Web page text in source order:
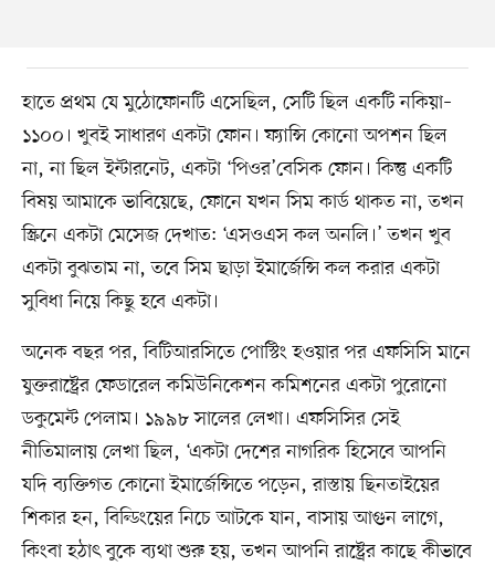
হাতে প্রথম যে মুঠোফোনটি এসেছিল, সেটি ছিল একটি নকিয়া–
১১০০। খুবই সাধারণ একটা ফোন। ফ্যান্সি কোনো অপশন ছিল
না, না ছিল ইন্টারনেট, একটা ‘পিওর’বেসিক ফোন। কিন্তু একটি
বিষয় আমাকে ভাবিয়েছে, ফোনে যখন সিম কার্ড থাকত না, তখন
স্ক্রিনে একটা মেসেজ দেখাত: ‘এসওএস কল অনলি।’ তখন খুব
একটা বুঝতাম না, তবে সিম ছাড়া ইমার্জেন্সি কল করার একটা
সুবিধা নিয়ে কিছু হবে একটা।
অনেক বছর পর, বিটিআরসিতে পোস্টিং হওয়ার পর এফসিসি মানে
যুক্তরাষ্ট্রের ফেডারেল কমিউনিকেশন কমিশনের একটা পুরোনো
ডকুমেন্ট পেলাম। ১৯৯৮ সালের লেখা। এফসিসির সেই
নীতিমালায় লেখা ছিল, ‘একটা দেশের নাগরিক হিসেবে আপনি
যদি ব্যক্তিগত কোনো ইমার্জেন্সিতে পড়েন, রাস্তায় ছিনতাইয়ের
শিকার হন, বিল্ডিংয়ের নিচে আটকে যান, বাসায় আগুন লাগে,
কিংবা হঠাৎ বুকে ব্যথা শুরু হয়, তখন আপনি রাষ্ট্রের কাছে কীভাবে